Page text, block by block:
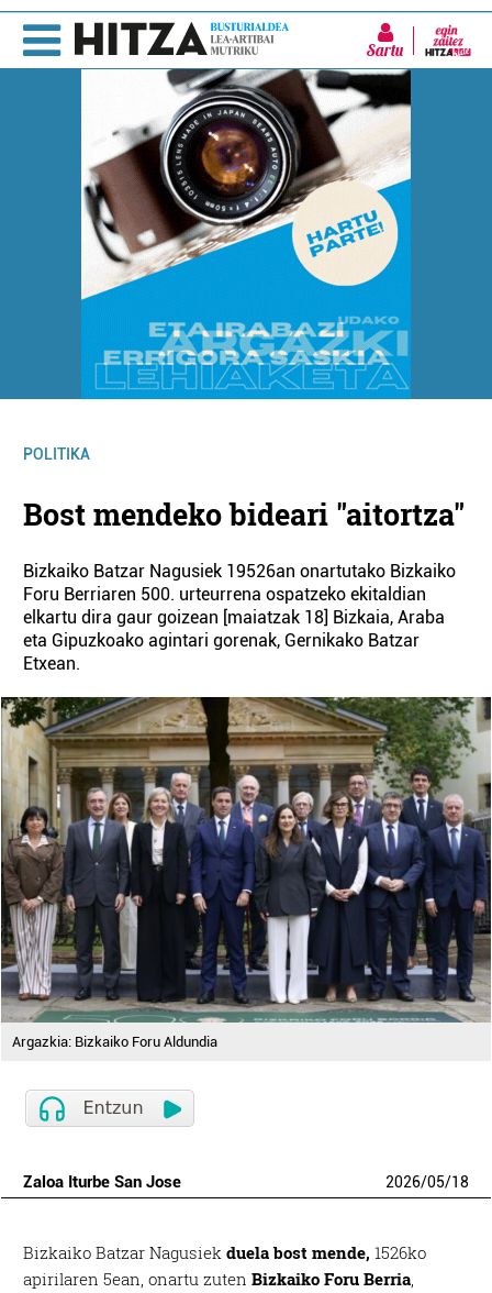
Sartu
POLITIKA
Bost mendeko bideari "aitortza"
Bizkaiko Batzar Nagusiek 19526an onartutako Bizkaiko
Foru Berriaren 500. urteurrena ospatzeko ekitaldian
elkartu dira gaur goizean [maiatzak 18] Bizkaia, Araba
eta Gipuzkoako agintari gorenak, Gernikako Batzar
Etxean.
Argazkia: Bizkaiko Foru Aldundia
Zaloa Iturbe San Jose 2026/05/18
Bizkaiko Batzar Nagusiekduela bost mende, 1526ko
apirilaren 5ean, onartu zutenBizkaiko Foru Berria,